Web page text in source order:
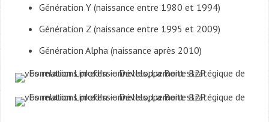
Génération Y (naissance entre 1980 et 1994)
Génération Z (naissance entre 1995 et 2009)
Génération Alpha (naissance après 2010)